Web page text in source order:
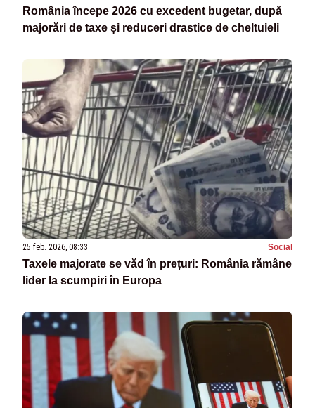
România începe 2026 cu excedent bugetar, după
majorări de taxe și reduceri drastice de cheltuieli
25 feb. 2026, 08:33 Social
Taxele majorate se văd în prețuri: România rămâne
lider la scumpiri în Europa